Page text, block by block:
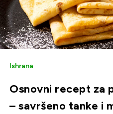
Ishrana
Osnovni recept za
– savršeno tanke i